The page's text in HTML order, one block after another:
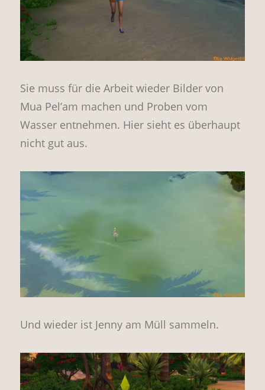
Sie muss für die Arbeit wieder Bilder von
Mua Pel’am machen und Proben vom
Wasser entnehmen. Hier sieht es überhaupt
nicht gut aus.
Und wieder ist Jenny am Müll sammeln.